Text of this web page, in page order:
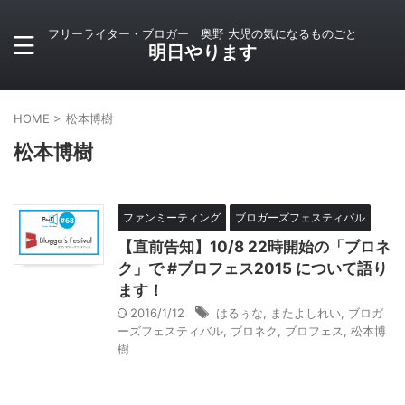
フリーライター・ブロガー 奥野 大児の気になるものごと
明日やります
HOME > 松本博樹
松本博樹
ファンミーティング ブロガーズフェスティバル
【直前告知】10/8 22時開始の「ブロネ
ク」で #ブロフェス2015 について語り
ます！
2016/1/12 はるぅな またよしれい ブロガ
ーズフェスティバル ブロネク ブロフェス
松本博
樹